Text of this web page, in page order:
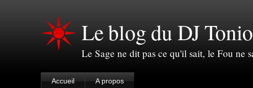
Le blog du DJ Tonio
Le Sage ne dit pas ce qu'il sait, le Fou ne
Accueil A propos